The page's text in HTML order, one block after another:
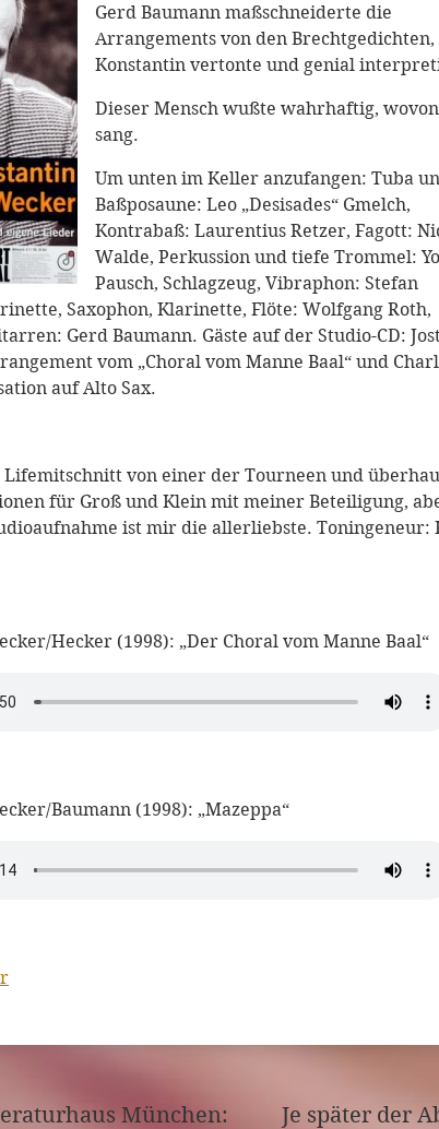
Gerd Baumann maßschneiderte die
Arrangements von den Brechtgedichten,
Konstantin vertonte und genial
Dieser Mensch wußte wahrhaftig,
sang.
Um unten im Keller anzufangen: Tuba
Baßposaune: Leo „Desisades“ Gmelch,
Kontrabaß: Laurentius Retzer, Fagott:
Walde, Perkussion und tiefe Trommel:
Pausch, Schlagzeug, Vibraphon: Stefan
Saxophon, Klarinette, Flöte: Wolfgang Roth,
Gerd Baumann. Gäste auf der Studio-CD:
vom „Choral vom Manne Baal“ und
auf Alto Sax.
Lifemitschnitt von einer der Tourneen und
für Groß und Klein mit meiner Beteiligung,
ist mir die allerliebste. Toningeneur:
Hecker (1998): „Der Choral vom Manne Baal“
Baumann (1998): „Mazeppa“
München:
Je später der